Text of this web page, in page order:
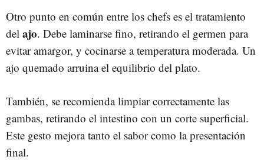
Otro punto en común entre los chefs es el tratamiento
del ajo. Debe laminarse fino, retirando el germen para
evitar amargor, y cocinarse a temperatura moderada. Un
ajo quemado arruina el equilibrio del plato.
También, se recomienda limpiar correctamente las
gambas, retirando el intestino con un corte superficial.
Este gesto mejora tanto el sabor como la presentación
final.